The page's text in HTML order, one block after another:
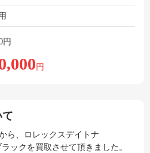
円
円
ら、ロレックスデイトナ
ックを買取させて頂きました。